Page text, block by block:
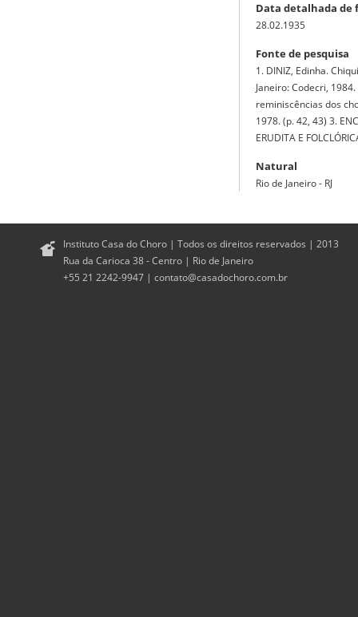
Data detalhada de
28.02.1935
Fonte de pesquisa
1. DINIZ, Edinha.
Janeiro: Codecri,
reminiscências dos
1978. (p. 42, 43) 3.
ERUDITA E
Natural
Rio de Janeiro - RJ
Instituto Casa do Choro | Todos os direitos reservados | 2013
Rua da Carioca 38 - Centro | Rio de Janeiro
+55 21 2242-9947 | contato@casadochoro.com.br